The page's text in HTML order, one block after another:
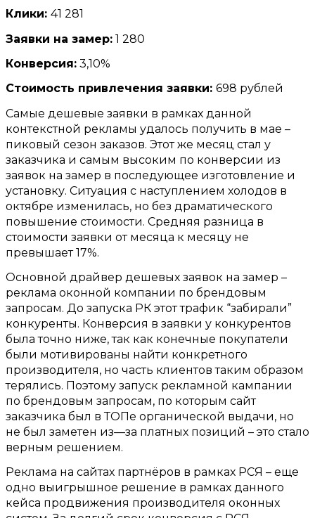
Клики: 41 281
Заявки на замер: 1 280
Конверсия: 3,10%
Стоимость привлечения заявки: 698 рублей
Самые дешевые заявки в рамках данной
контекстной рекламы удалось получить в мае –
пиковый сезон заказов. Этот же месяц стал у
заказчика и самым высоким по конверсии из
заявок на замер в последующее изготовление и
установку. Ситуация с наступлением холодов в
октябре изменилась, но без драматического
повышение стоимости. Средняя разница в
стоимости заявки от месяца к месяцу не
превышает17%.
Основной драйвер дешевых заявок на замер –
реклама оконной компании по брендовым
запросам. До запуска РК этот трафик “забирали”
конкуренты. Конверсия в заявки у конкурентов
была точно ниже,так как конечные покупатели
были мотивированы найти конкретного
производителя, но часть клиентов таким образом
терялись. Поэтому запуск рекламной кампании
по брендовым запросам, по которым сайт
заказчика был в ТОПе органической выдачи, но
не был заметен из—за платных позиций – это стало
верным решением.
Реклама на сайтах партнёров в рамках РСЯ – еще
одно выигрышное решение в рамках данного
кейса продвижения производителя оконных